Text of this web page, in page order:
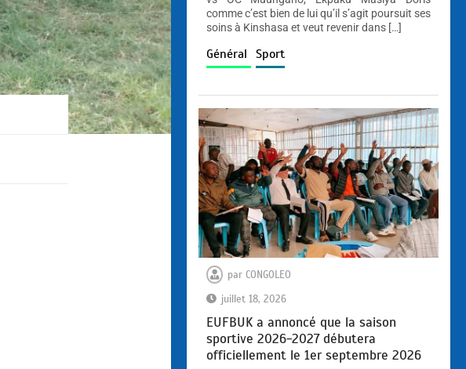
comme c’est bien de lui qu’il s’agit poursuit ses
soins à Kinshasa et veut revenir dans […]
Général Sport
par CONGOLEO
juillet 18, 2026
EUFBUK a annoncé que la saison
sportive 2026-2027 débutera
officiellement le 1er septembre 2026